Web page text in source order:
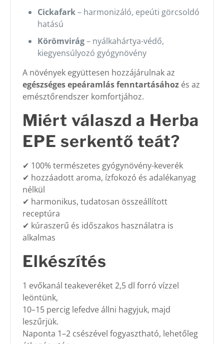
Cickafark– harmonizáló, epeúti görcsoldó
hatású
Körömvirág– nyálkahártya-védő,
kiegyensúlyozó gyógynövény
A növények együttesen hozzájárulnak az
egészséges epeáramlás fenntartásáhozés az
emésztőrendszer komfortjához.
Miért válaszd a Herba
EPE serkentő teát?
✔ 100% természetes gyógynövény-keverék
✔ hozzáadott aroma, ízfokozó és adalékanyag
nélkül
✔ harmonikus, tudatosan összeállított
receptúra
✔ kúraszerű és időszakos használatra is
alkalmas
Elkészítés
1 evőkanál teakeveréket 2,5 dl forró vízzel
leöntünk,
10–15 percig lefedve állni hagyjuk, majd
leszűrjük.
Naponta 1–2 csészével fogyasztható, lehetőleg